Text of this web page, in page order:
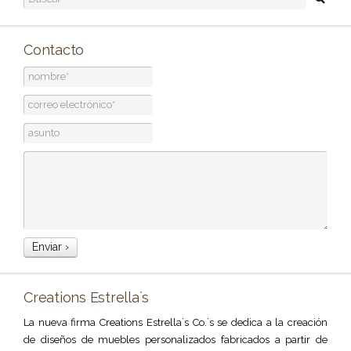
Contacto
Creations Estrella´s
La nueva firma Creations Estrella´s Co.´s se dedica a la creación
de diseños de muebles personalizados fabricados a partir de